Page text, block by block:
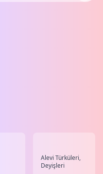
Alevi Türküleri,
Deyişleri